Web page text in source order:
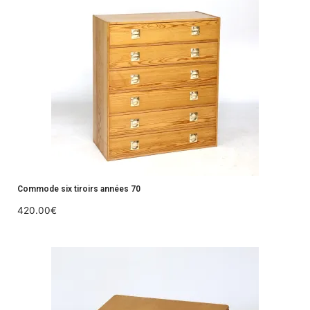
Commode six tiroirs années 70
420.00€